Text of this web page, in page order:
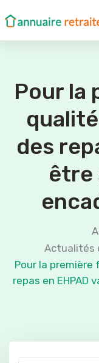
Pour la
des
être
Actualités
Pour la
repas en